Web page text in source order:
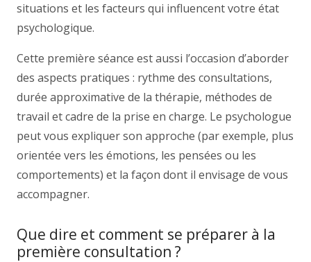
situations et les facteurs qui influencent votre état
psychologique.
Cette première séance est aussi l’occasion d’aborder
des aspects pratiques : rythme des consultations,
durée approximative de la thérapie, méthodes de
travail et cadre de la prise en charge. Le psychologue
peut vous expliquer son approche (par exemple, plus
orientée vers les émotions, les pensées ou les
comportements) et la façon dont il envisage de vous
accompagner.
Que dire et comment se préparer à la
première consultation ?